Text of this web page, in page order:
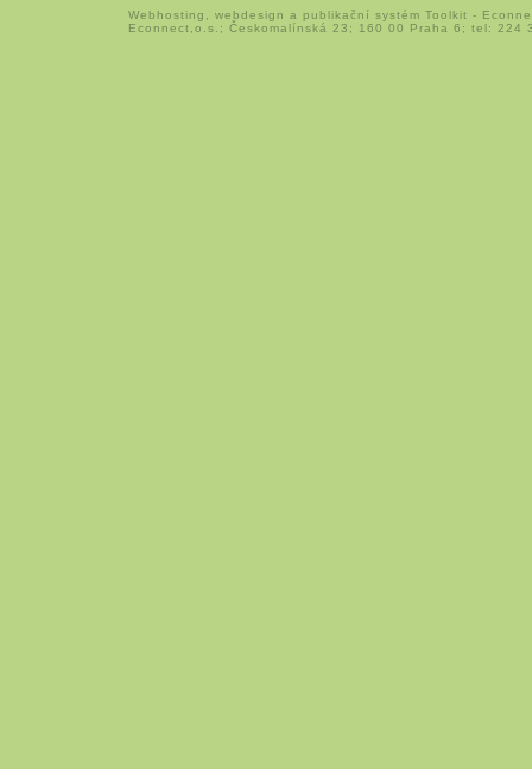
Webhosting webdesign a publikační systém Toolkit -
Econnect,o.s.; Českomalínská 23; 160 00 Praha 6; tel: 224